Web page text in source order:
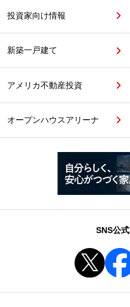
投資家向け情報
新築一戸建て
アメリカ不動産投資
オープンハウスアリーナ
SNS公